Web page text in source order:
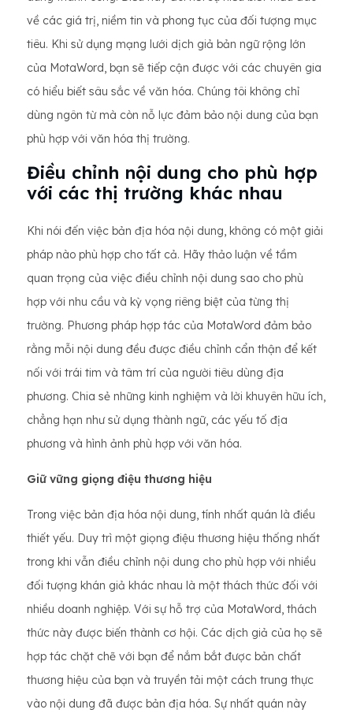
về các giá trị, niềm tin và phong tục của đối tượng mục
tiêu. Khi sử dụng mạng lưới dịch giả bản ngữ rộng lớn
của MotaWord, bạn sẽ tiếp cận được với các chuyên gia
có hiểu biết sâu sắc về văn hóa. Chúng tôi không chỉ
dùng ngôn từ mà còn nỗ lực đảm bảo nội dung của bạn
phù hợp với văn hóa thị trường.
Điều chỉnh nội dung cho phù hợp
với các thị trường khác nhau
Khi nói đến việc bản địa hóa nội dung, không có một giải
pháp nào phù hợp cho tất cả. Hãy thảo luận về tầm
quan trọng của việc điều chỉnh nội dung sao cho phù
hợp với nhu cầu và kỳ vọng riêng biệt của từng thị
trường. Phương pháp hợp tác của MotaWord đảm bảo
rằng mỗi nội dung đều được điều chỉnh cẩn thận để kết
nối với trái tim và tâm trí của người tiêu dùng địa
phương. Chia sẻ những kinh nghiệm và lời khuyên hữu ích,
chẳng hạn như sử dụng thành ngữ, các yếu tố địa
phương và hình ảnh phù hợp với văn hóa.
Giữ vững giọng điệu thương hiệu
Trong việc bản địa hóa nội dung, tính nhất quán là điều
thiết yếu. Duy trì một giọng điệu thương hiệu thống nhất
trong khi vẫn điều chỉnh nội dung cho phù hợp với nhiều
đối tượng khán giả khác nhau là một thách thức đối với
nhiều doanh nghiệp. Với sự hỗ trợ của MotaWord, thách
thức này được biến thành cơ hội. Các dịch giả của họ sẽ
hợp tác chặt chẽ với bạn để nắm bắt được bản chất
thương hiệu của bạn và truyền tải một cách trung thực
vào nội dung đã được bản địa hóa. Sự nhất quán này